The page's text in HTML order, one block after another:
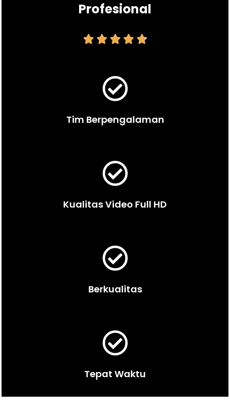
Profesional
    
Tim Berpengalaman
Kualitas Video Full HD
Berkualitas
Tepat Waktu